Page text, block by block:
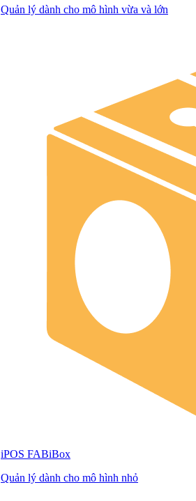
Quản lý dành cho mô hình vừa và lớn
iPOS FABiBox
Quản lý dành cho mô hình nhỏ